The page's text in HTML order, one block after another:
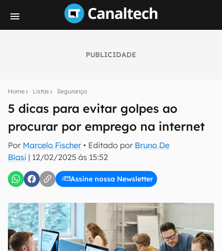
PUBLICIDADE
Home Listas Segurança
5 dicas para evitar golpes ao
procurar por emprego na internet
Por Marcelo Fischer • Editado por Bruno De
Blasi | 12/02/2025 às 15:52
Assine nossa Newsletter
notícias e reviews sobre tecnologia em primeira
mão.
E-mail
Uso e Política de Privacidade do Canaltech.